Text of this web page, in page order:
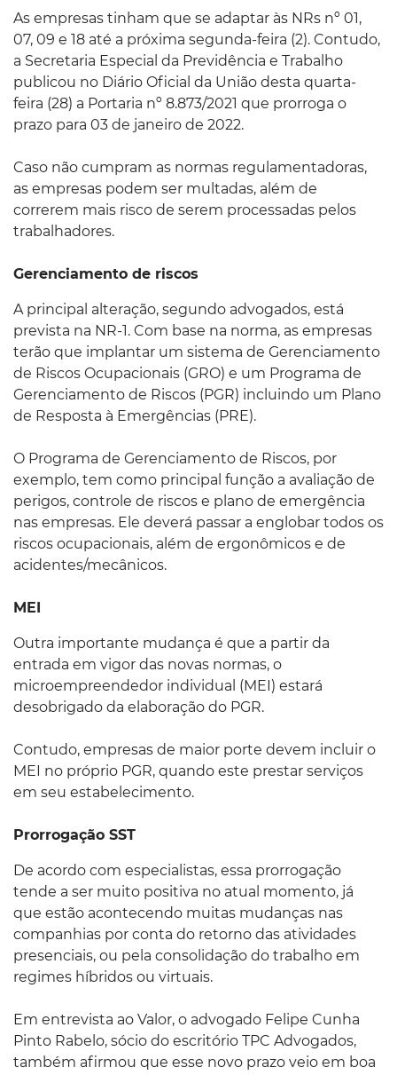
As empresas tinham que se adaptar às NRs nº 01,
07, 09 e 18 até a próxima segunda-feira (2). Contudo,
a Secretaria Especial da Previdência e Trabalho
publicou no Diário Oficial da União desta quarta-
feira (28) a Portaria nº 8.873/2021 que prorroga o
prazo para 03 de janeiro de 2022.
Caso não cumpram as normas regulamentadoras,
as empresas podem ser multadas, além de
correrem mais risco de serem processadas pelos
trabalhadores.
Gerenciamento de riscos
A principal alteração, segundo advogados, está
prevista na NR-1. Com base na norma, as empresas
terão que implantar um sistema de Gerenciamento
de Riscos Ocupacionais (GRO) e um Programa de
Gerenciamento de Riscos (PGR) incluindo um Plano
de Resposta à Emergências (PRE).
O Programa de Gerenciamento de Riscos, por
exemplo, tem como principal função a avaliação de
perigos, controle de riscos e plano de emergência
nas empresas. Ele deverá passar a englobar todos os
riscos ocupacionais, além de ergonômicos e de
acidentes/mecânicos.
MEI
Outra importante mudança é que a partir da
entrada em vigor das novas normas, o
microempreendedor individual (MEI) estará
desobrigado da elaboração do PGR.
Contudo, empresas de maior porte devem incluir o
MEI no próprio PGR, quando este prestar serviços
em seu estabelecimento.
Prorrogação SST
De acordo com especialistas, essa prorrogação
tende a ser muito positiva no atual momento, já
que estão acontecendo muitas mudanças nas
companhias por conta do retorno das atividades
presenciais, ou pela consolidação do trabalho em
regimes híbridos ou virtuais.
Em entrevista ao Valor, o advogado Felipe Cunha
Pinto Rabelo, sócio do escritório TPC Advogados,
também afirmou que esse novo prazo veio em boa